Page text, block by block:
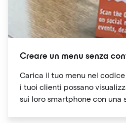
Creare un menu senza
Carica il tuo menu nel codice
i tuoi clienti possano
sui loro smartphone con una